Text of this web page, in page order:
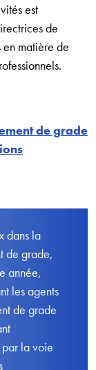
est
de
matière de
de grade
dans la
de grade,
année,
les agents
de grade
la voie